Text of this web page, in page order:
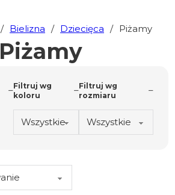
/ Bielizna / Dziecięca / Piżamy
Piżamy
Filtruj wg
koloru
Filtruj wg
rozmiaru